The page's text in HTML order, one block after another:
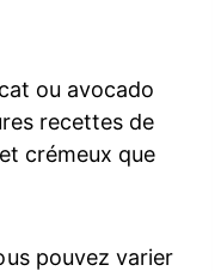
ou avocado
recettes de
crémeux que
pouvez varier